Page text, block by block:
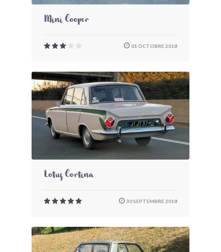
Mini Cooper
01 OCTOBRE 2018
Lotus Cortina
30 SEPTEMBRE 2018